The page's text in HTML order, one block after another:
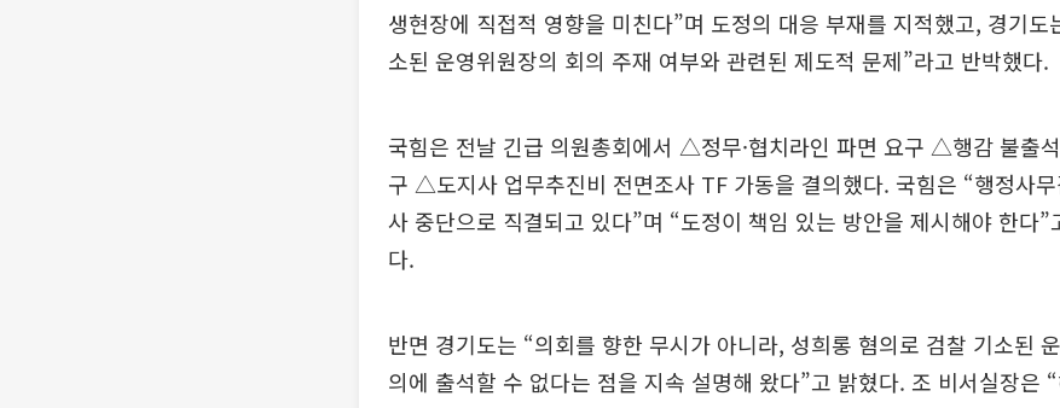
생현장에 직접적 영향을 미친다”며 도정의 대응 부재를 지적했고, 경기도
소된 운영위원장의 회의 주재 여부와 관련된 제도적 문제”라고 반박했다.
국힘은 전날 긴급 의원총회에서 △정무·협치라인 파면 요구 △행감 불출
구 △도지사 업무추진비 전면조사 TF 가동을 결의했다. 국힘은 “행정사
사 중단으로 직결되고 있다”며 “도정이 책임 있는 방안을 제시해야 한다”
다.
반면 경기도는 “의회를 향한 무시가 아니라, 성희롱 혐의로 검찰 기소된
의에 출석할 수 없다는 점을 지속 설명해 왔다”고 밝혔다. 조 비서실장은